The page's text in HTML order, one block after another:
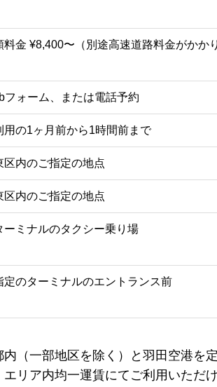
料金 ¥8,400〜（別途高速道路料金がかか
フォーム、または電話予約
用の1ヶ月前から1時間前まで
区内のご指定の地点
区内のご指定の地点
ーミナルのタクシー乗り場
定のターミナルのエントランス前
（一部地区を除く）と羽田空港を
リア内均一運賃にてご利用いただ